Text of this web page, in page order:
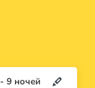
- 9 ночей